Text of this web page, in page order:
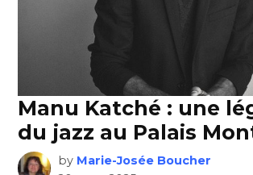
Manu Katché : une
du jazz au Palais
by Marie-Josée Boucher